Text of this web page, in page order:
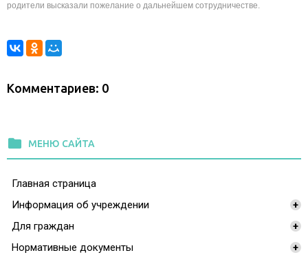
родители высказали пожелание о дальнейшем сотрудничестве.
Комментариев: 0
folder МЕНЮ САЙТА
Главная страница
Информация об учреждении
+
Для граждан
+
Нормативные документы
+